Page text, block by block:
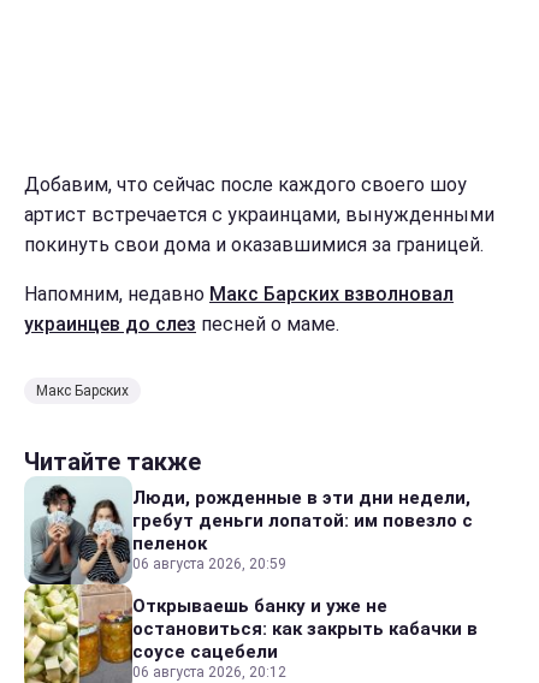
Добавим, что сейчас после каждого своего шоу
артист встречается с украинцами, вынужденными
покинуть свои дома и оказавшимися за границей.
Напомним, недавно Макс Барских взволновал
украинцев до слез песней о маме.
Макс Барских
Читайте также
Люди, рожденные в эти дни недели,
гребут деньги лопатой: им повезло с
пеленок
06 августа 2026, 20:59
Открываешь банку и уже не
остановиться: как закрыть кабачки в
соусе сацебели
06 августа 2026, 20:12